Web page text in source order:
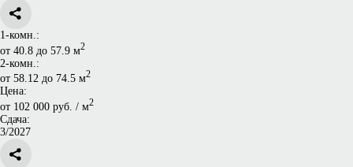
1-комн.:
от 40.8 до 57.9 м2
2-комн.:
от 58.12 до 74.5 м2
Цена:
от 102 000 руб. / м2
Сдача:
3/2027